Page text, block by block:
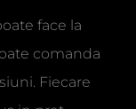
face la
comanda
Fiecare